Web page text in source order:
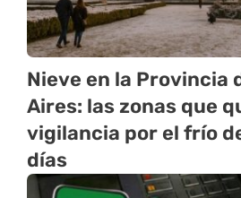
Nieve en la Provincia
Aires: las zonas que
vigilancia por el frío
días